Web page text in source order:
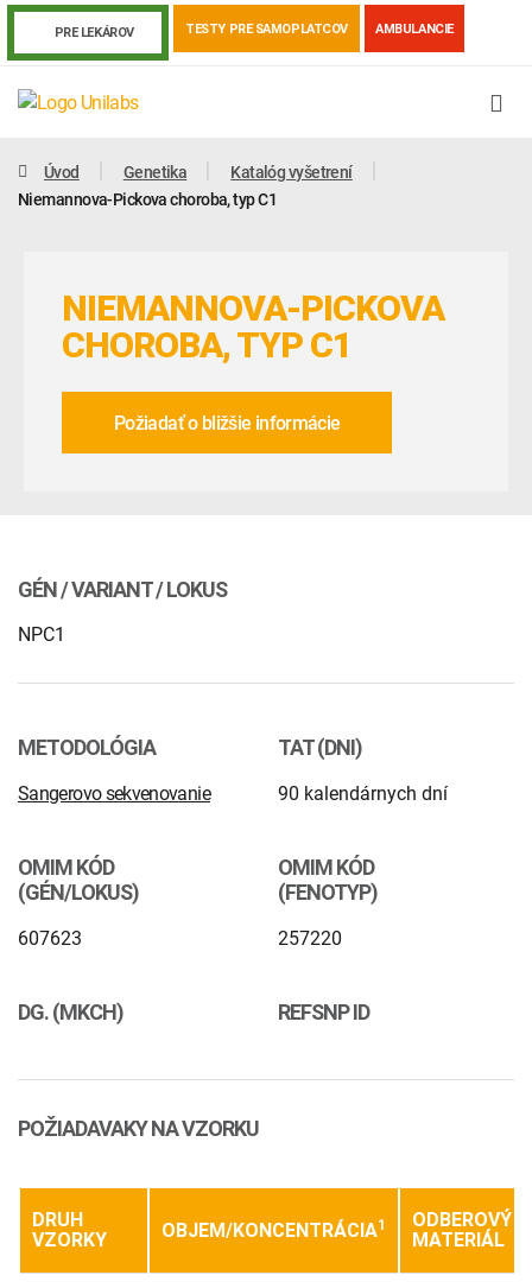
PRE LEKÁROV TESTY PRE SAMOPLATCOV AMBULANCIE
Genetika Covid-19 Žiadanky a tlačivá
Human papillomavirus (HPV)
Úvod Genetika
Katalóg vyšetrení
Niemannova-Pickova choroba, typ C1
NIEMANNOVA-PICKOVA
CHOROBA, TYP C1
Požiadať o bližšie informácie
GÉN / VARIANT / LOKUS
NPC1
METODOLÓGIA
Sangerovo sekvenovanie
TAT (DNI)
90 kalendárnych dní
OMIM KÓD
(GÉN/LOKUS)
607623
OMIM KÓD
(FENOTYP)
257220
DG. (MKCH) REFSNP ID
POŽIADAVAKY NA VZORKU
DRUH
VZORKY
OBJEM/KONCENTRÁCIA1
ODBEROVÝ
MATERIÁL